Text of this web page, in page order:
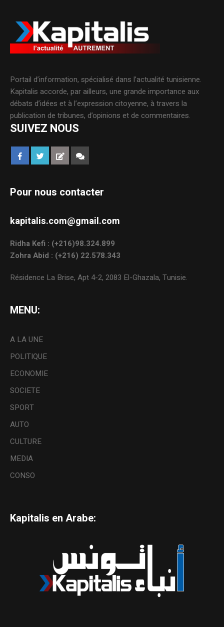
Portail d’information, spécialisé dans l’actualité tunisienne.
Kapitalis accorde, par ailleurs, une grande importance aux
débats d’idées et à l’expression citoyenne, à travers la
publication de tribunes, d’opinions et de commentaires.
SUIVEZ NOUS
Pour nous contacter
kapitalis.com@gmail.com
Ridha Kefi : (+216)98.324.899
Zohra Abid : (+216) 22.578.343
Résidence La Brise, Apt 4-2, 2083 El-Ghazala, Tunisie.
MENU:
A LA UNE
POLITIQUE
ECONOMIE
SOCIETE
SPORT
AUTO
CULTURE
MEDIA
CONSO
Kapitalis en Arabe: